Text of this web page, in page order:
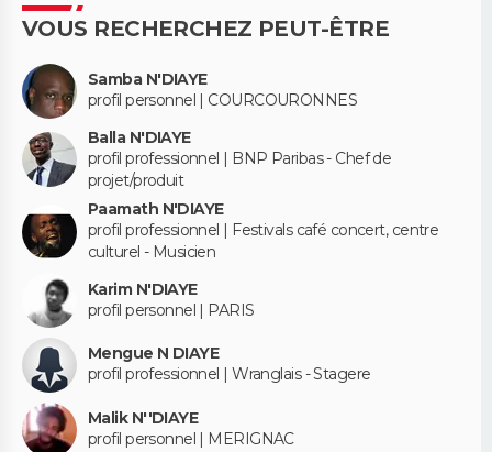
VOUS RECHERCHEZ PEUT-ÊTRE
Samba N'DIAYE
profil personnel | COURCOURONNES
Balla N'DIAYE
profil professionnel | BNP Paribas - Chef de
projet/produit
Paamath N'DIAYE
profil professionnel | Festivals café concert, centre
culturel - Musicien
Karim N'DIAYE
profil personnel | PARIS
Mengue N DIAYE
profil professionnel | Wranglais - Stagere
Malik N''DIAYE
profil personnel | MERIGNAC